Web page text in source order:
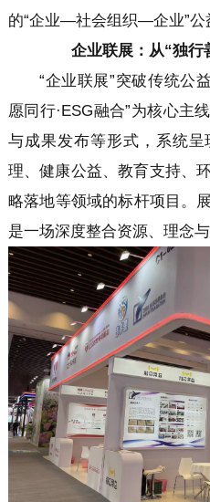
的“企业—社会组织—企业”公
企业联展：从“独行
“企业联展”突破传统公
愿同行·ESG融合”为核心主
与成果发布等形式，系统
理、健康公益、教育支持、
略落地等领域的标杆项目。
是一场深度整合资源、理念